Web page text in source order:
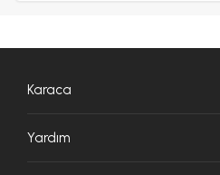
Karaca
Yardım